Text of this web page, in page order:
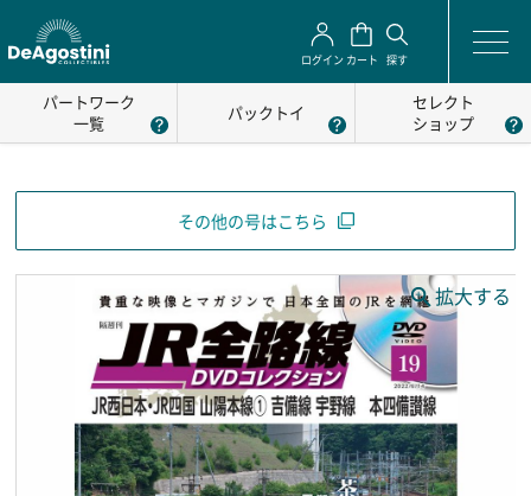
ログイン カート 探す
パートワーク
一覧
パックトイ
セレクト
ショップ
その他の号はこちら